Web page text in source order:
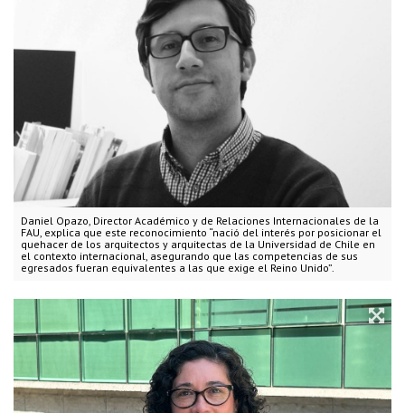
Daniel Opazo, Director Académico y de Relaciones Internacionales de la
FAU, explica que este reconocimiento “nació del interés por posicionar el
quehacer de los arquitectos y arquitectas de la Universidad de Chile en
el contexto internacional, asegurando que las competencias de sus
egresados fueran equivalentes a las que exige el Reino Unido”.